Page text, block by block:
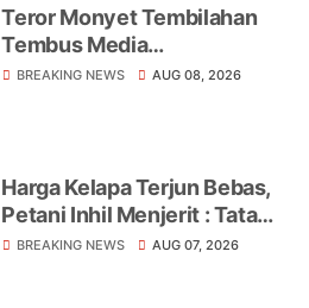
Teror Monyet Tembilahan
Tembus Media
Internasional, AFP Soroti 18
BREAKING NEWS AUG 08, 2026
Harga Kelapa Terjun Bebas,
Petani Inhil Menjerit : Tata
Niaga, Monopoli hingga
BREAKING NEWS AUG 07, 2026